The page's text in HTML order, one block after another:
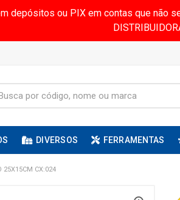
depósitos ou PIX em contas que não
DIVERSOS FERRAMENTAS
25X15CM CX:024